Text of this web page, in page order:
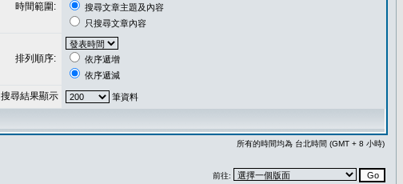
時間範圍:
搜尋文章主題及內容
只搜尋文章內容
排列順序:
依序遞增
依序遞減
搜尋結果顯示 筆資料
所有的時間均為 台北時間 (GMT + 8 小時)
前往: